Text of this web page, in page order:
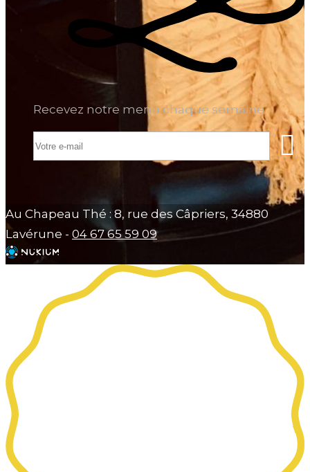
Recevez notre menu chaque semaine
Au Chapeau Thé : 8, rue des Câpriers, 34880
Lavérune - 04 67 65 59 09